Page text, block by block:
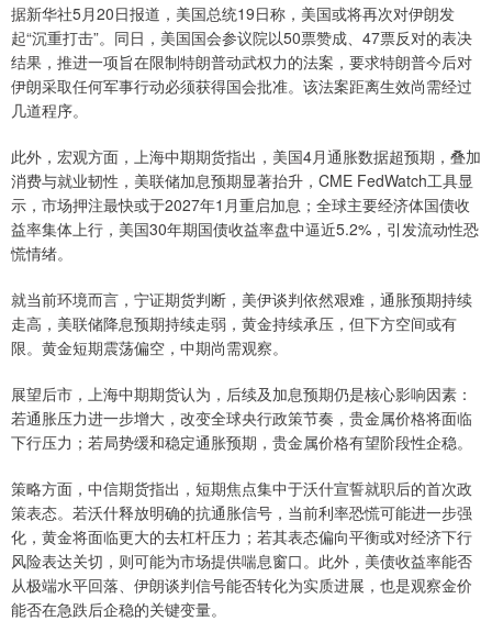
据新华社5月20日报道，美国总统19日称，美国或将再次对伊朗发
起“沉重打击”。同日，美国国会参议院以50票赞成、47票反对的表决
结果，推进一项旨在限制特朗普动武权力的法案，要求特朗普今后对
伊朗采取任何军事行动必须获得国会批准。该法案距离生效尚需经过
几道程序。
此外，宏观方面，上海中期期货指出，美国4月通胀数据超预期，叠加
消费与就业韧性，美联储加息预期显著抬升，CME FedWatch工具显
示，市场押注最快或于2027年1月重启加息；全球主要经济体国债收
益率集体上行，美国30年期国债收益率盘中逼近5.2%，引发流动性恐
慌情绪。
就当前环境而言，宁证期货判断，美伊谈判依然艰难，通胀预期持续
走高，美联储降息预期持续走弱，黄金持续承压，但下方空间或有
限。黄金短期震荡偏空，中期尚需观察。
展望后市，上海中期期货认为，后续及加息预期仍是核心影响因素：
若通胀压力进一步增大，改变全球央行政策节奏，贵金属价格将面临
下行压力；若局势缓和稳定通胀预期，贵金属价格有望阶段性企稳。
策略方面，中信期货指出，短期焦点集中于沃什宣誓就职后的首次政
策表态。若沃什释放明确的抗通胀信号，当前利率恐慌可能进一步强
化，黄金将面临更大的去杠杆压力；若其表态偏向平衡或对经济下行
风险表达关切，则可能为市场提供喘息窗口。此外，美债收益率能否
从极端水平回落、伊朗谈判信号能否转化为实质进展，也是观察金价
能否在急跌后企稳的关键变量。